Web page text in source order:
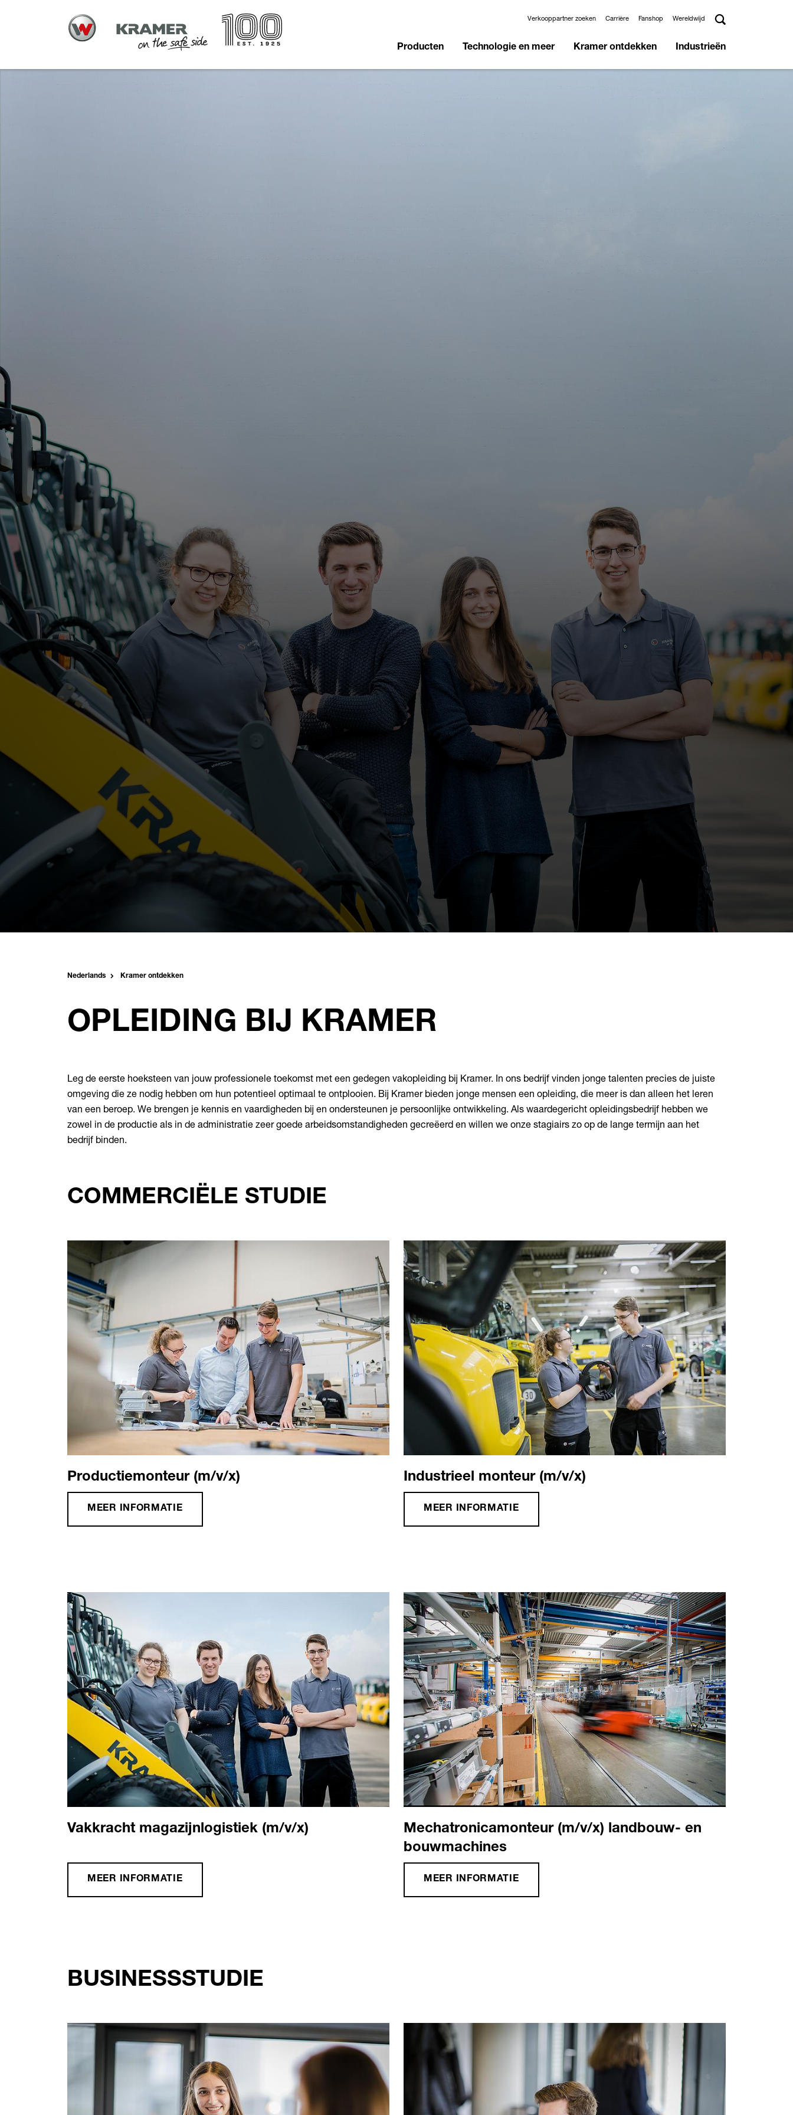
Verkooppartner zoeken Carrière Fanshop Wereldwijd
Producten Technologie en meer Kramer ontdekken Industrieën
Nederlands Kramer ontdekken
OPLEIDING BIJ KRAMER
Leg de eerste hoeksteen van jouw professionele toekomst met een gedegen vakopleiding bij Kramer. In ons bedrijf vinden jonge talenten precies de juiste
omgeving die ze nodig hebben om hun potentieel optimaal te ontplooien. Bij Kramer bieden jonge mensen een opleiding, die meer is dan alleen het leren
van een beroep. We brengen je kennis en vaardigheden bij en ondersteunen je persoonlijke ontwikkeling. Als waardegericht opleidingsbedrijf hebben we
zowel in de productie als in de administratie zeer goede arbeidsomstandigheden gecreëerd en willen we onze stagiairs zo op de lange termijn aan het
bedrijf binden.
COMMERCIËLE STUDIE
Productiemonteur (m/v/x)
MEER INFORMATIE
Industrieel monteur (m/v/x)
MEER INFORMATIE
Vakkracht magazijnlogistiek (m/v/x)
MEER INFORMATIE
Mechatronicamonteur (m/v/x) landbouw- en
bouwmachines
MEER INFORMATIE
BUSINESSSTUDIE